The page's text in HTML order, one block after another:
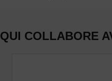
QUI COLLABORE